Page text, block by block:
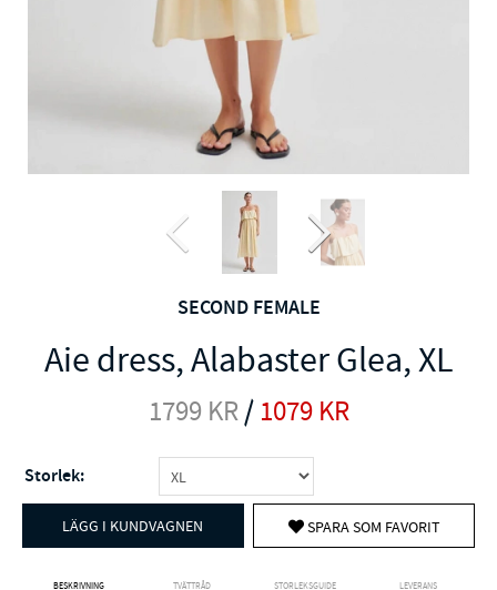
SECOND FEMALE
Aie dress, Alabaster Glea, XL
1799 KR/ 1079KR
Storlek:
LÄGG I KUNDVAGNEN SPARA SOM FAVORIT
BESKRIVNING TVÄTTRÅD STORLEKSGUIDE LEVERANS